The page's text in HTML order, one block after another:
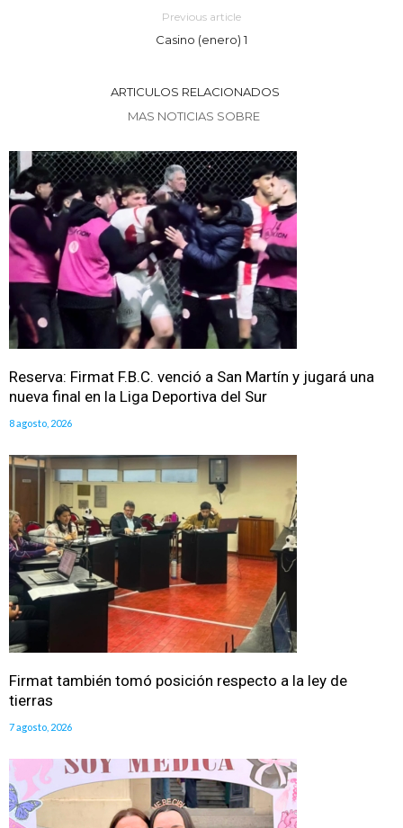
Previous article
Casino (enero) 1
ARTICULOS RELACIONADOS
MAS NOTICIAS SOBRE
Reserva: Firmat F.B.C. venció a San Martín y jugará una
nueva final en la Liga Deportiva del Sur
8 agosto, 2026
Firmat también tomó posición respecto a la ley de
tierras
7 agosto, 2026